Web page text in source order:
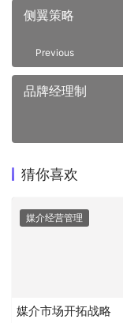
侧翼策略
Previous
品牌经理制
猜你喜欢
媒介经营管理
媒介市场开拓战略